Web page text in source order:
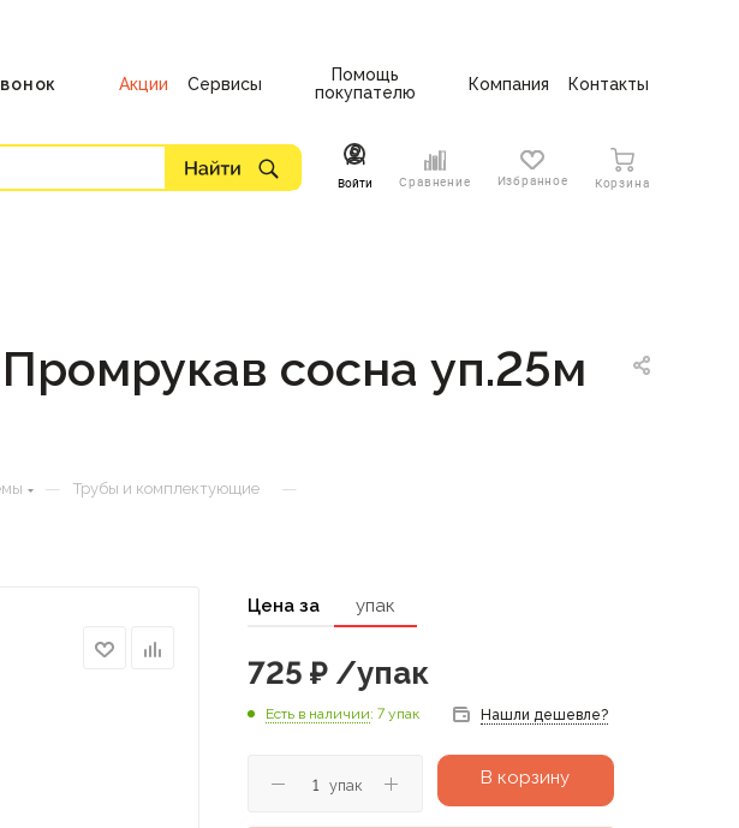
Акции Сервисы
Помощь
покупателю
Компания Контакты
Войти Сравнение Избранное Корзина
сосна уп.25м
— Трубы и комплектующие —
Цена за упак
725 ₽/упак
Есть в наличии: 7 упак Нашли дешевле?
упак В корзину